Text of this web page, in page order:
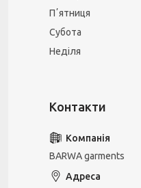
Пʼятниця
Субота
Неділя
BARWA garments